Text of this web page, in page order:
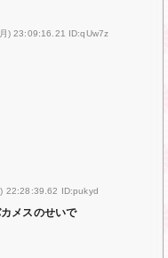
) 23:09:16.21 ID:qUw7z
22:28:39.62 ID:pukyd
メスのせいで